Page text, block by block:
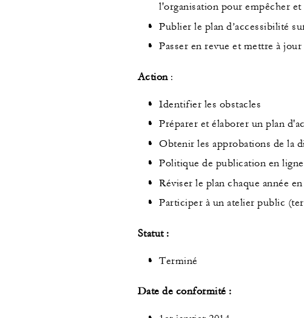
l'organisation pour empêcher
Publier le plan d’accessibilité
Passer en revue et mettre à
Action:
Identifier les obstacles
Préparer et élaborer un plan
Obtenir les approbations de la
Politique de publication en
Réviser le plan chaque année
Participer à un atelier public
Statut :
Terminé
Date de conformité :